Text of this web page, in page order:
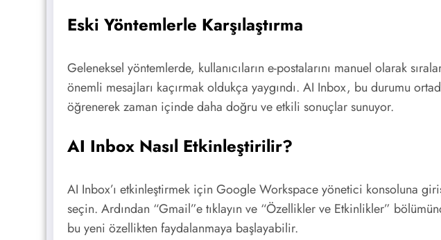
Eski Yöntemlerle Karşılaştırma
Geleneksel yöntemlerde, kullanıcıların e-postalarını manuel olarak
önemli mesajları kaçırmak oldukça yaygındı. AI Inbox, bu durumu
öğrenerek zaman içinde daha doğru ve etkili sonuçlar sunuyor.
AI Inbox Nasıl Etkinleştirilir?
AI Inbox’ı etkinleştirmek için Google Workspace yönetici konsoluna
seçin. Ardından “Gmail”e tıklayın ve “Özellikler ve Etkinlikler”
bu yeni özellikten faydalanmaya başlayabilir.